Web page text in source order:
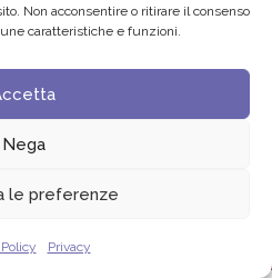
Non acconsentire o ritirare il consenso
caratteristiche e funzioni.
Nega
le preferenze
Privacy
una governance condivisa»
Hub Higher Education